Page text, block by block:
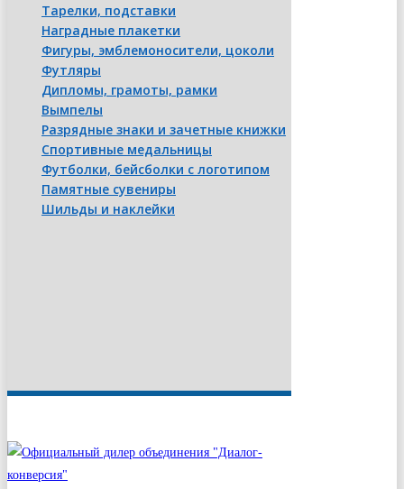
Тарелки, подставки
Наградные плакетки
Фигуры, эмблемоносители, цоколи
Футляры
Дипломы, грамоты, рамки
Вымпелы
Разрядные знаки и зачетные книжки
Спортивные медальницы
Футболки, бейсболки с логотипом
Памятные сувениры
Шильды и наклейки